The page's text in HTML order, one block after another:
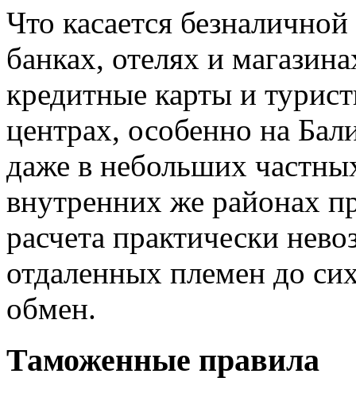
Что касается
банках, отелях и
кредитные карты и
центрах, особенно на
даже в небольших
внутренних же районах
расчета практически
отдаленных племен до
обмен.
Таможенные правила